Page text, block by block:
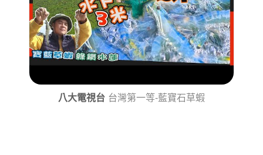
八大電視台 台灣第一等-藍寶石草蝦